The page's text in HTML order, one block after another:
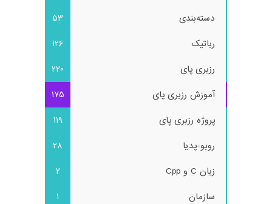
دسته‌بندی
53
رباتیک
126
رزبری پای
220
آموزش رزبری پای
175
پروژه رزبری پای
119
روبو-پدیا
28
زبان C و Cpp
2
سازمان
1